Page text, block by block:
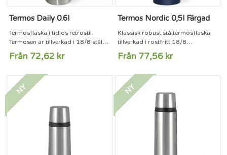
Termos Daily 0.6l
Termosflaska i tidlös retrostil.
Termosen är tillverkad i 18/8 stål
för bästa värmehållning och
kvalité.Kan mot tillägg fås med
rekommenderas för den svarta
flaskan.Volym 600ml. Höjd
250mm
Från 72,62 kr
Termos Nordic 0,5l Färgad
Klassisk robust ståltermosflaska
tillverkad i rostfritt 18/8
stål.Termosen har en läckagesäker
autokork för smidig servering och
en mycket bra värmehållning i alla
storlekar. 10 års garanti!Termos
Nordic finns i borstat stål samt att
0.5L finns i matt svart, blank svart,
blank vit, blank orange, samt i
Från 77,56 kr
NY NY